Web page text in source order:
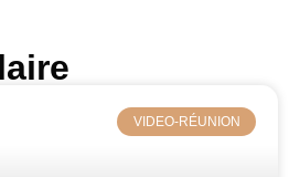
VIDEO-RÉUNION